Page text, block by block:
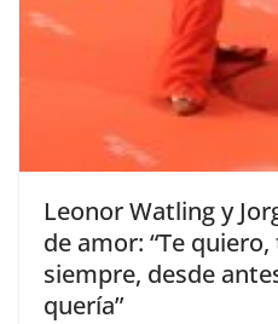
​Leonor Watling y
de amor: “Te
siempre, desde
quería”